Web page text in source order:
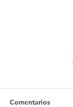
Comentarios